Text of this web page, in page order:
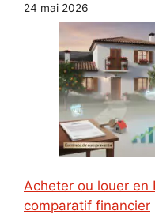
24 mai 2026
Acheter ou louer en Espagne : simulation et
comparatif financier